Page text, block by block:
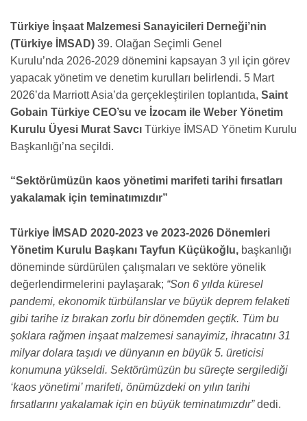
Türkiye İnşaat Malzemesi Sanayicileri Derneği’nin
(Türkiye İMSAD) 39. Olağan Seçimli Genel
Kurulu’nda 2026-2029 dönemini kapsayan 3 yıl için görev
yapacak yönetim ve denetim kurulları belirlendi. 5 Mart
2026’da Marriott Asia’da gerçekleştirilen toplantıda, Saint
Gobain Türkiye CEO’su ve İzocam ile Weber Yönetim
Kurulu Üyesi Murat Savcı Türkiye İMSAD Yönetim Kurulu
Başkanlığı’na seçildi.
“Sektörümüzün kaos yönetimi marifeti tarihi fırsatları
yakalamak için teminatımızdır”
Türkiye İMSAD 2020-2023 ve 2023-2026 Dönemleri
Yönetim Kurulu Başkanı Tayfun Küçükoğlu, başkanlığı
döneminde sürdürülen çalışmaları ve sektöre yönelik
değerlendirmelerini paylaşarak; “Son 6 yılda küresel
pandemi, ekonomik türbülanslar ve büyük deprem felaketi
gibi tarihe iz bırakan zorlu bir dönemden geçtik. Tüm bu
şoklara rağmen inşaat malzemesi sanayimiz, ihracatını 31
milyar dolara taşıdı ve dünyanın en büyük 5. üreticisi
konumuna yükseldi. Sektörümüzün bu süreçte sergilediği
‘kaos yönetimi’ marifeti, önümüzdeki on yılın tarihi
fırsatlarını yakalamak için en büyük teminatımızdır”dedi.